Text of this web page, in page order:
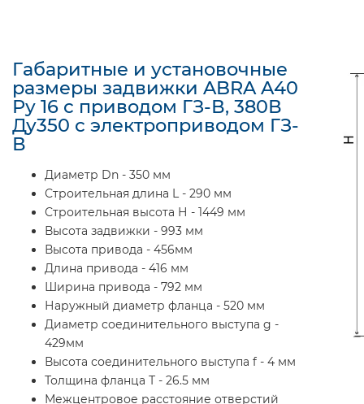
Габаритные и установочные
размеры задвижки ABRA A40
Ру 16 с приводом ГЗ-В, 380В
Ду350 с электроприводом ГЗ-
В
Диаметр Dn - 350 мм
Строительная длина L - 290 мм
Строительная высота Н - 1449 мм
Высота задвижки - 993 мм
Высота привода - 456мм
Длина привода - 416 мм
Ширина привода - 792 мм
Наружный диаметр фланца - 520 мм
Диаметр соединительного выступа g -
429мм
Высота соединительного выступа f - 4 мм
Толщина фланца Т - 26.5 мм
Межцентровое расстояние отверстий